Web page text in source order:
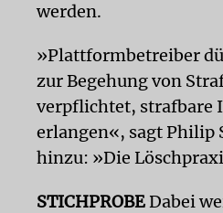
werden.
»Plattformbetreiber
zur Begehung von
verpflichtet, strafbare
erlangen«, sagt Philip
hinzu: »Die
STICHPROBEDabei